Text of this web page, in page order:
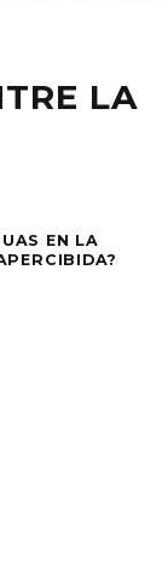
LA
EN LA